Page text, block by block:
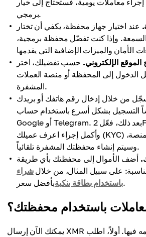
معاملات يومية، فستحتاج إلى خيار
برمجي.
عند اختيار جهاز محفظة، يكفي أن تختار
وإذا كنت تفضّل محفظة برمجية،
الموقع الإلكتروني. حسب تفضيلك، اختر
الدخول إلى المحفظة أو منصة العملات
المشفرة.
من خلال إدخال رقم هاتفك أو بريدك
التسجيل بشكل أسرع باستخدام حساب
Google أو Telegram. بعد ذلك، فعّل 2FA لتعزيز الأمان،
وأكمل إجراء اعرف عميلك (KYC) للوصول إلى ميزات المنصة،
وسيتم إنشاء محفظتك المشفرة تلقائياً.
أضف الأموال إلى محفظتك بأي طريقة
على سبيل المثال، من خلالشراء XMR مباشرةً
باستخدام بطاقة بنكيةبأفضل سعر.
باستخدام محفظتك؟
يمكنك الآن إرسال XMR إلى محفظتك أو استلامه فيها. أولاً، اطلب